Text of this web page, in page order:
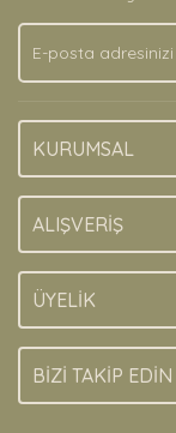
Ürün fiyatı
Bu ürüne
KURUMSAL
ALIŞVERİŞ
ÜYELİK
BİZİ TAKİP EDİN